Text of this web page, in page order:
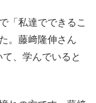
「私達でできるこ
。藤﨑隆伸さん
、学んでいると